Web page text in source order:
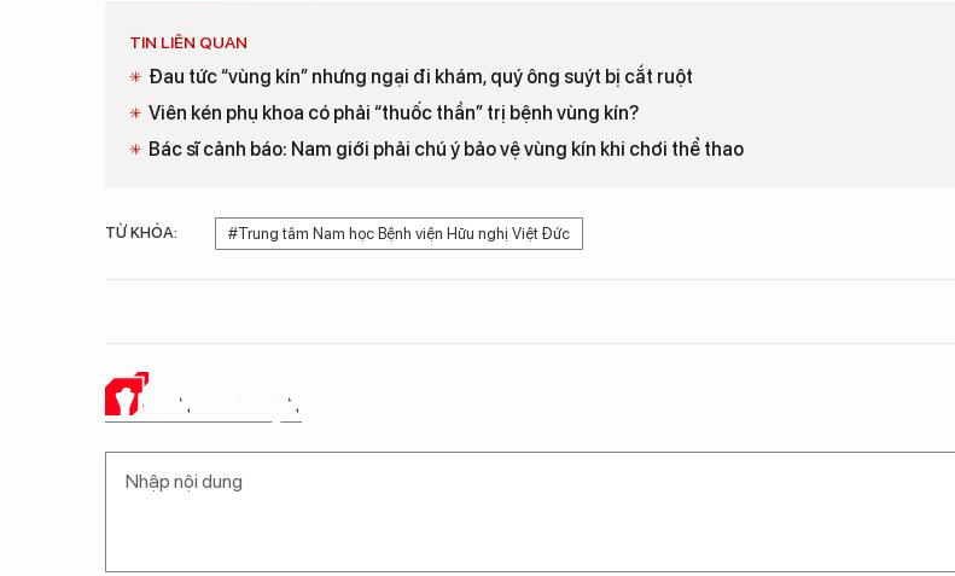
TIN LIÊN QUAN
Đau tức “vùng kín” nhưng ngại đi khám, quý ông suýt bị cắt ruột
Viên kén phụ khoa có phải “thuốc thần” trị bệnh vùng kín?
Bác sĩ cảnh báo: Nam giới phải chú ý bảo vệ vùng kín khi chơi thể thao
TỪ KHÓA: #Trung tâm Nam học Bệnh viện Hữu nghị Việt Đức
Ý KIẾN CỦA BẠN